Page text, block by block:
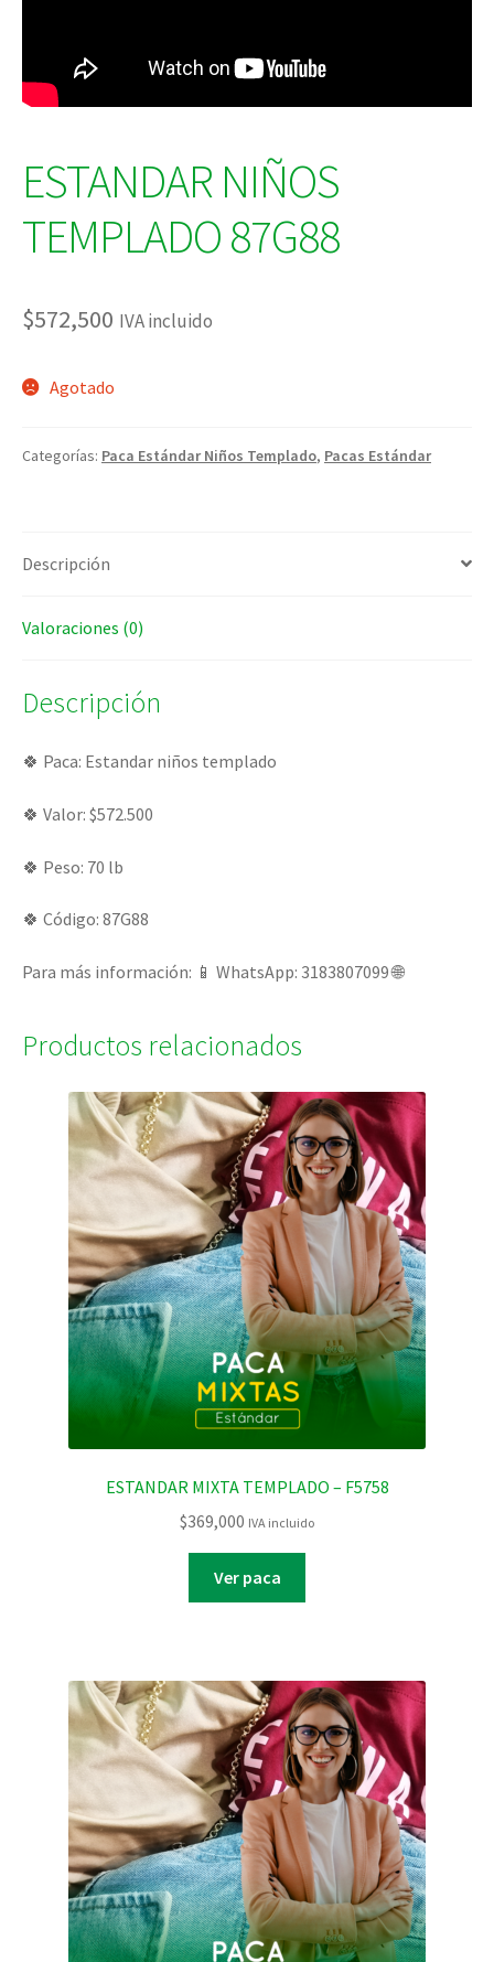
ESTANDAR NIÑOS
TEMPLADO 87G88
$572,500 IVA incluido
Agotado
Categorías: Paca Estándar Niños Templado, Pacas Estándar
Descripción
Valoraciones (0)
Descripción
🍀 Paca: Estandar niños templado
🍀 Valor: $572.500
🍀 Peso: 70 lb
🍀 Código: 87G88
Para más información: 📱 WhatsApp: 3183807099 🌐
Productos relacionados
ESTANDAR MIXTA TEMPLADO – F5758
$369,000 IVA incluido
Ver paca